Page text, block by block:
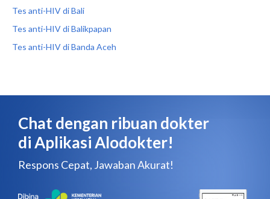
Tes anti-HIV di Bali
Tes anti-HIV di Balikpapan
Tes anti-HIV di Banda Aceh